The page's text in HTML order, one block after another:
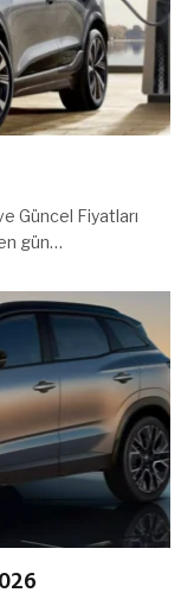
Güncel Fiyatları
gün…